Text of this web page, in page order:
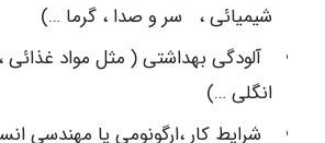
شیمیائی ، سر و صدا ، گرما …)
آلودگی بهداشتی ( مثل مواد غذائی
انگلی …)
شرایط کار ،ارگونومی یا مهندسی